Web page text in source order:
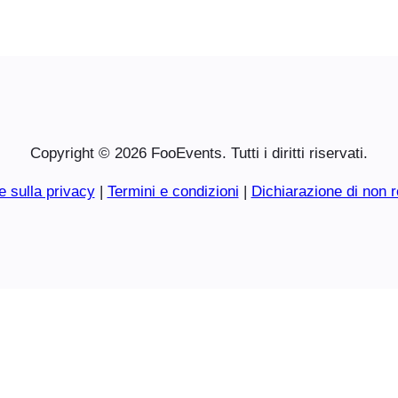
Copyright © 2026 FooEvents. Tutti i diritti riservati.
sulla privacy| Termini e condizioni | Dichiarazione di non